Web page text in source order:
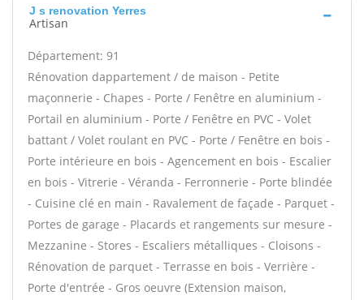
J s renovation Yerres
Artisan
Département: 91
Rénovation dappartement / de maison - Petite
maçonnerie - Chapes - Porte / Fenêtre en aluminium -
Portail en aluminium - Porte / Fenêtre en PVC - Volet
battant / Volet roulant en PVC - Porte / Fenêtre en bois -
Porte intérieure en bois - Agencement en bois - Escalier
en bois - Vitrerie - Véranda - Ferronnerie - Porte blindée
- Cuisine clé en main - Ravalement de façade - Parquet -
Portes de garage - Placards et rangements sur mesure -
Mezzanine - Stores - Escaliers métalliques - Cloisons -
Rénovation de parquet - Terrasse en bois - Verrière -
Porte d'entrée - Gros oeuvre (Extension maison,